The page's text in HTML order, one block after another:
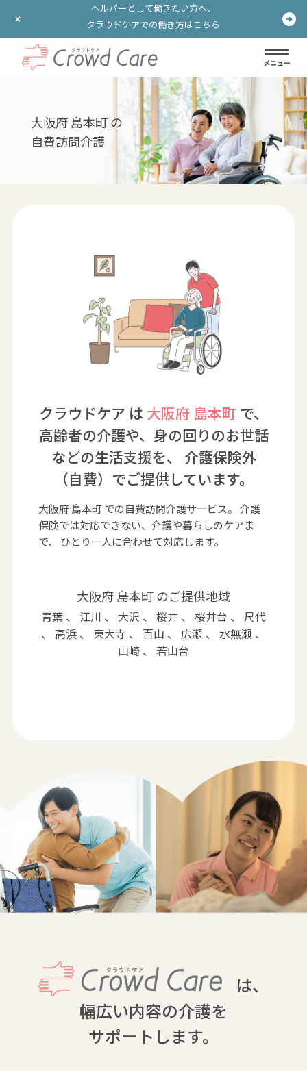
ヘルパーとして働きたい方へ、
クラウドケアでの働き方はこちら
ヘルパーとして働きたい方へ、
クラウドケアでの働き方はこちら
大阪府 島本町 の
自費訪問介護
クラウドケア は 大阪府 島本町 で、
高齢者の介護や、身の回りのお世話
などの生活支援を、
介護保険外
（自費）でご提供しています。
大阪府 島本町 での自費訪問介護サービス。 介護
保険では対応できない、介護や暮らしのケアま
で、
ひとり一人に合わせて対応します。
大阪府 島本町 のご提供地域
青葉 、 江川 、 大沢 、 桜井 、 桜井台 、 尺代
、 高浜 、 東大寺 、 百山 、 広瀬 、 水無瀬 、
山崎 、 若山台
は、
幅広い内容の介護を
サポートします。